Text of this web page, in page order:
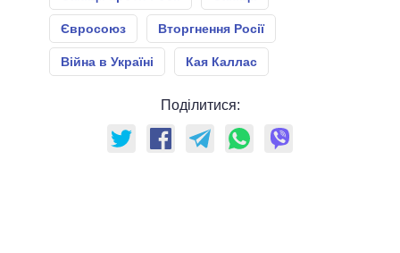
Євросоюз Вторгнення Росії
Війна в Україні Кая Каллас
Поділитися: